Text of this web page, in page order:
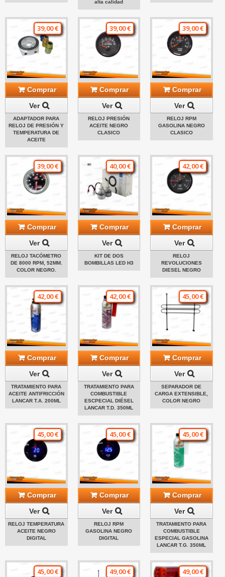
alta calidad
39,00 €
Comprar
Ver
ADAPTADOR PARA
RELOJ DE PRESIÓN Y
TEMPERATURA DE
ACEITE
39,00 €
Comprar
Ver
RELOJ PRESIÓN
ACEITE NEGRO
CLASICO
39,00 €
Comprar
Ver
RELOJ RPM
GASOLINA NEGRO
CLASICO
39,00 €
Comprar
Ver
RELOJ TACÓMETRO
DE 8000 RPM, 52MM.
COLOR NEGRO.
40,00 €
Comprar
Ver
KIT DE DOS
BOMBILLAS LED H3
42,00 €
Comprar
Ver
RELOJ
REVOLUCIONES
DIESEL NEGRO
42,00 €
Comprar
Ver
TRATAMIENTO PARA
ACEITE ANTIFRICCIÓN
LANCAR T.A. 200ML
42,00 €
Comprar
Ver
TRATAMIENTO PARA
COMBUSTIBLE
ESCPECIAL DIÉSEL
LANCAR T.D. 350ML
45,00 €
Comprar
Ver
SEPARADOR DE
CARGA EXTENSIBLE,
COLOR NEGRO
45,00 €
Comprar
Ver
RELOJ TEMPERATURA
ACEITE NEGRO
DIGITAL
45,00 €
Comprar
Ver
RELOJ RPM
GASOLINA NEGRO
DIGITAL
45,00 €
Comprar
Ver
TRATAMIENTO PARA
COMBUSTIBLE
ESPECIAL GASOLINA
LANCAR T.G. 350ML
45,00 € 49,00 € 49,00 €